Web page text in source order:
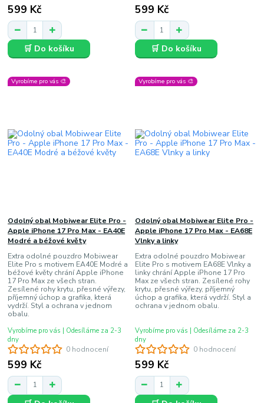
599 Kč
🛒 Do košíku
599 Kč
🛒 Do košíku
Vyrobíme pro vás 🎨
0 hodnocení
Odolný obal Mobiwear Elite Pro -
Apple iPhone 17 Pro Max - EA40E
Modré a béžové květy
Extra odolné pouzdro Mobiwear
Elite Pro s motivem EA40E Modré a
béžové květy chrání Apple iPhone
17 Pro Max ze všech stran.
Zesílené rohy krytu, přesné výřezy,
příjemný úchop a grafika, která
vydrží. Styl a ochrana v jednom
obalu.
599 Kč
Vyrobíme pro vás | Odesíláme za 2-3
dny
Vyrobíme pro vás 🎨
0 hodnocení
Odolný obal Mobiwear Elite Pro -
Apple iPhone 17 Pro Max - EA68E
Vlnky a linky
Extra odolné pouzdro Mobiwear
Elite Pro s motivem EA68E Vlnky a
linky chrání Apple iPhone 17 Pro
Max ze všech stran. Zesílené rohy
krytu, přesné výřezy, příjemný
úchop a grafika, která vydrží. Styl a
ochrana v jednom obalu.
599 Kč
Vyrobíme pro vás | Odesíláme za 2-3
dny